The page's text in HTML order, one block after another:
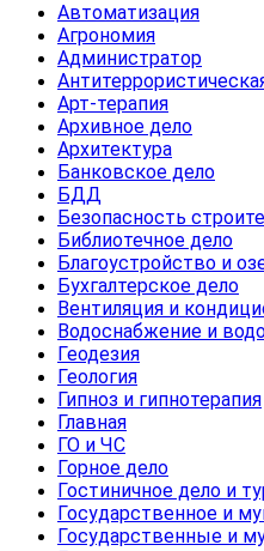
Автоматизация
Агрономия
Администратор
Арт-терапия
Архивное дело
Архитектура
Банковское дело
БДД
Безопасность
Библиотечное дело
Благоустройство и
Бухгалтерское дело
Вентиляция и
Водоснабжение и
Геодезия
Геология
Гипноз и гипнотерапия
Главная
ГО и ЧС
Горное дело
Гостиничное дело и
Государственное и
Государственные и